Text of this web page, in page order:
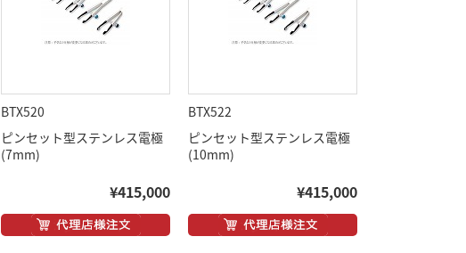
BTX520
ピンセット型ステンレス電極
(7mm)
¥415,000
BTX522
ピンセット型ステンレス電極
(10mm)
¥415,000